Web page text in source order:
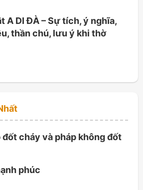
A DI ĐÀ – Sự tích, ý nghĩa,
thần chú, lưu ý khi thờ
đốt cháy và pháp không đốt
phúc